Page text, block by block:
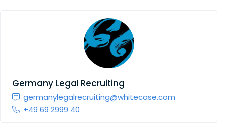
Germany Legal Recruiting
germanylegalrecruiting@whitecase.com
+49 69 2999 40